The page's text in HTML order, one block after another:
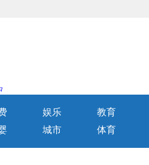
娱乐 教育
城市 体育